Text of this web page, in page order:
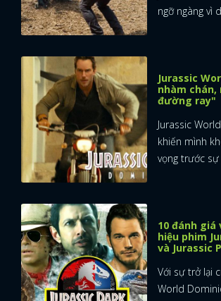
ngỡ ngàng vì
Jurassic
nhàm
đường ray"
Jurassic
khiến mình
vọng trước sự
10 đánh
hiệu phim
và Jurassic
Với sự trở lại
World